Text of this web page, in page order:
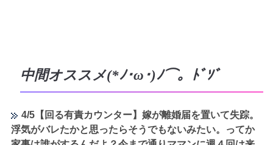
中間オススメ(*ﾉ･ω･)ﾉ⌒。ﾄﾞｿﾞ
4/5【回る有責カウンター】嫁が離婚届を置いて失踪。
浮気がバレたかと思ったらそうでもないみたい。ってか